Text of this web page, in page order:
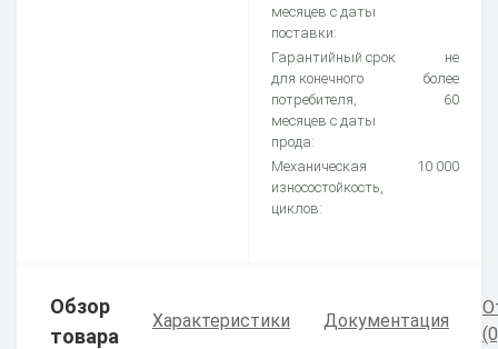
месяцев с даты
поставки:
Гарантийный срок
для конечного
потребителя,
месяцев с даты
прода:
не
более
60
Механическая
износостойкость,
циклов:
10 000
Обзор
товара
Характеристики Документация